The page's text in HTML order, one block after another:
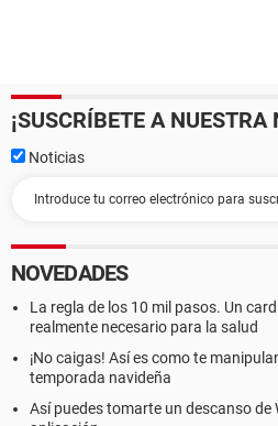
¡SUSCRÍBETE A NUESTRA
Noticias
NOVEDADES
La regla de los 10 mil pasos. Un
realmente necesario para la salud
¡No caigas! Así es como te
temporada navideña
Así puedes tomarte un descanso de